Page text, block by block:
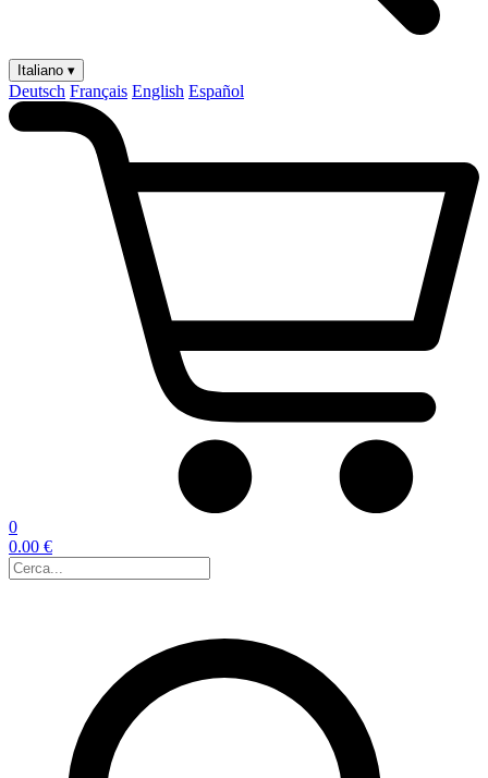
Italiano ▾
Deutsch Français English Español
0
0.00 €